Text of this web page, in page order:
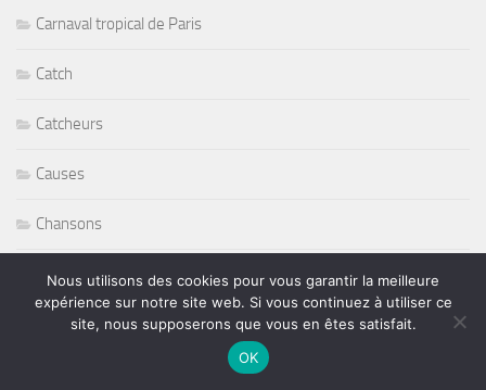
Carnaval tropical de Paris
Catch
Catcheurs
Causes
Chansons
Charlie Hargrett
Charlotte Yanni
Nous utilisons des cookies pour vous garantir la meilleure
expérience sur notre site web. Si vous continuez à utiliser ce
site, nous supposerons que vous en êtes satisfait.
OK